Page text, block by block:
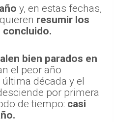
y, en estas fechas,
resumir los
concluido.
bien parados en
el peor año
década y el
por primera
de tiempo: casi